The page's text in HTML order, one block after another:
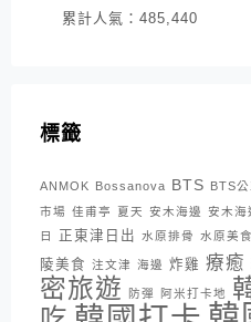
累計人氣： 485,440
標籤
ANMOK Bossanova BTS BTS
市場 佳甫亭 夏天 安木海邊 安木海
日
正東津日出 水原排骨 水原美食
陵美食 注文津 海邊 炸雞 療癒
密旅遊
防彈 阿米打卡地